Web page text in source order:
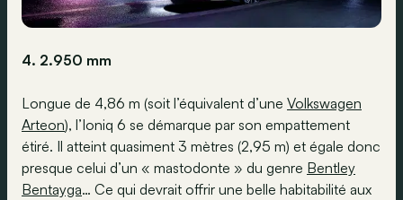
4. 2.950 mm
Longue de 4,86 m (soit l’équivalent d’une Volkswagen
Arteon), l’Ioniq 6 se démarque par son empattement
étiré. Il atteint quasiment 3 mètres (2,95 m) et égale donc
presque celui d’un « mastodonte » du genre Bentley
Bentayga… Ce qui devrait offrir une belle habitabilité aux